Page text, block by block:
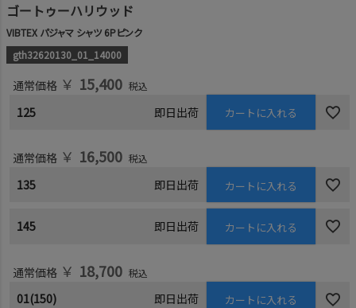
ゴートゥーハリウッド
VIBTEX パジャマ シャツ 6Pピンク
gth32620130_01_14000
通常価格 ￥ 15,400 税込
125 即日出荷 カートに入れる
通常価格 ￥ 16,500 税込
135 即日出荷 カートに入れる
145 即日出荷 カートに入れる
通常価格 ￥ 18,700 税込
01(150) 即日出荷 カートに入れる